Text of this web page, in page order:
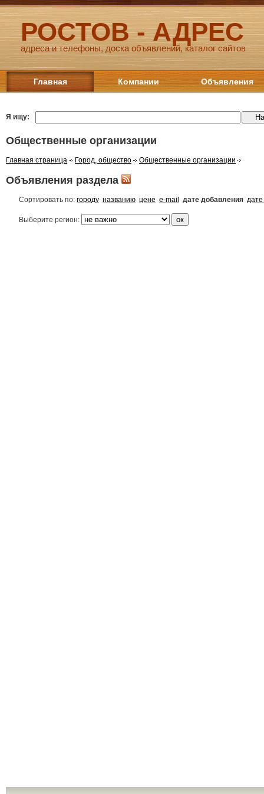
РОСТОВ - АДРЕС
адреса и телефоны, доска объявлений, каталог сайтов
Главная Компании Объявления
Я ищу:
Общественные организации
Главная страница Город, общество Общественные организации
Объявления раздела
Сортировать по: городу названию цене e-mail дате добавления
Выберите регион: